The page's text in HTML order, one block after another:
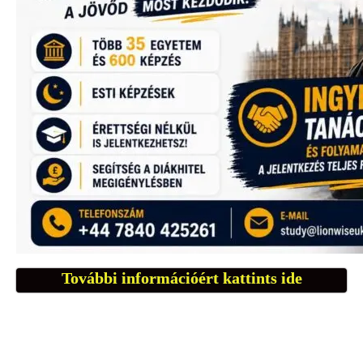
További információért kattints ide